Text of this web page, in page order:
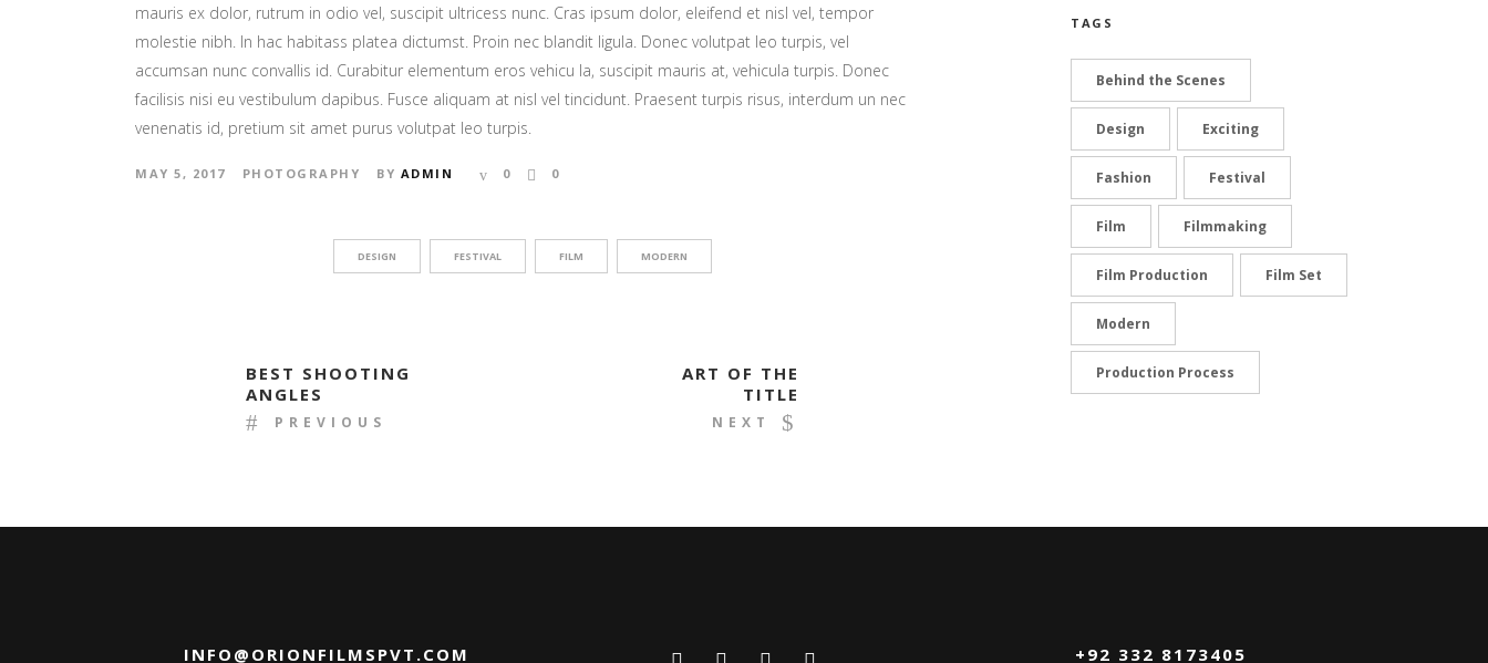
mauris ex dolor, rutrum in odio vel, suscipit ultricess nunc. Cras ipsum dolor, eleifend et nisl vel, tempor
molestie nibh. In hac habitass platea dictumst. Proin nec blandit ligula. Donec volutpat leo turpis, vel
accumsan nunc convallis id. Curabitur elementum eros vehicu la, suscipit mauris at, vehicula turpis. Donec
facilisis nisi eu vestibulum dapibus. Fusce aliquam at nisl vel tincidunt. Praesent turpis risus, interdum un nec
venenatis id, pretium sit amet purus volutpat leo turpis.
MAY 5, 2017 PHOTOGRAPHY BY ADMIN 0 0
DESIGN FESTIVAL FILM MODERN
BEST SHOOTING
ANGLES
PREVIOUS
ART OF THE
TITLE
NEXT
TAGS
Behind the Scenes
Design Exciting
Fashion Festival
Film Filmmaking
Film Production Film Set
Modern
Production Process
INFO@ORIONFILMSPVT.COM +92 332 8173405